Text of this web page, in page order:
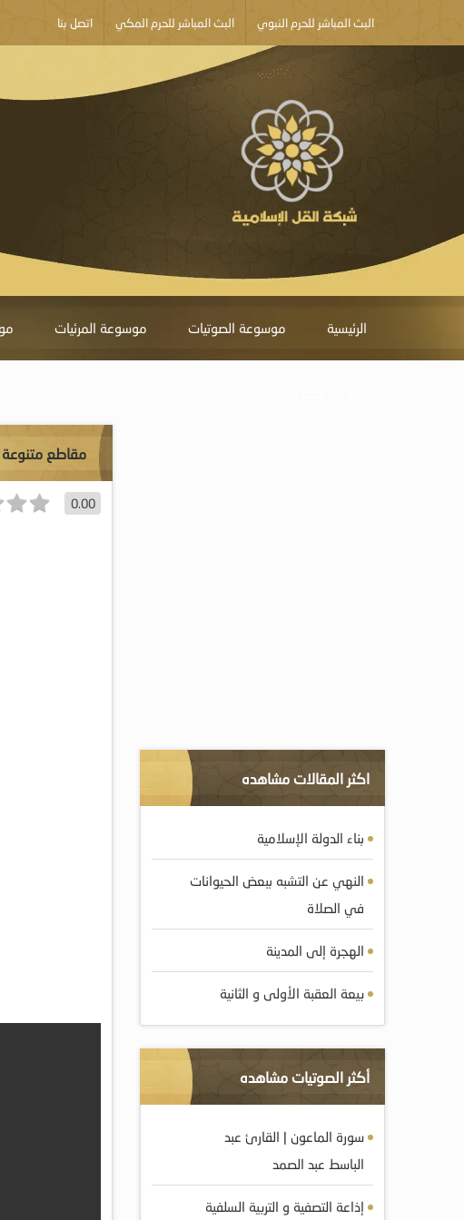
البث المباشر للحرم النبوي البث المباشر للحرم المكي اتصل بنا
الرئيسية موسوعة الصوتيات موسوعة المرئيات
مقاطع متنوعة
0.00
اكثر المقالات مشاهده
بناء الدولة الإسلامية
النهي عن التشبه ببعض الحيوانات
في الصلاة
الهجرة إلى المدينة
بيعة العقبة الأولى و الثانية
أكثر الصوتيات مشاهده
سورة الماعون | القارئ عبد
الباسط عبد الصمد
إذاعة التصفية و التربية السلفية